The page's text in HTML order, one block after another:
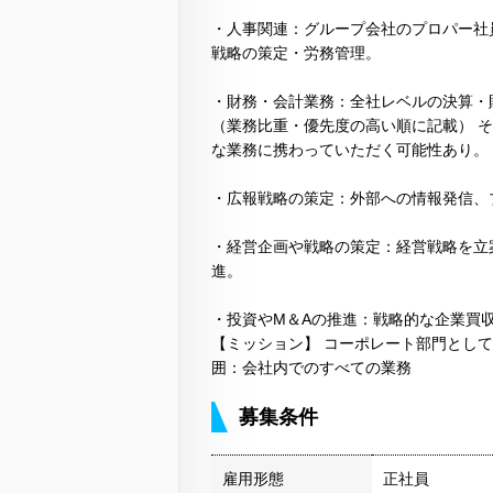
・人事関連：グループ会社のプロパー
戦略の策定・労務管理。
・財務・会計業務：全社レベルの決算
（業務比重・優先度の高い順に記載）
な業務に携わっていただく可能性あり。
・広報戦略の策定：外部への情報発信
・経営企画や戦略の策定：経営戦略を
進。
・投資やM＆Aの推進：戦略的な企業買
【ミッション】 コーポレート部門とし
囲：会社内でのすべての業務
募集条件
雇用形態 正社員